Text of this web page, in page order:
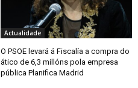
Actualidade
O PSOE levará á Fiscalía a compra do
ático de 6,3 millóns pola empresa
pública Planifica Madrid